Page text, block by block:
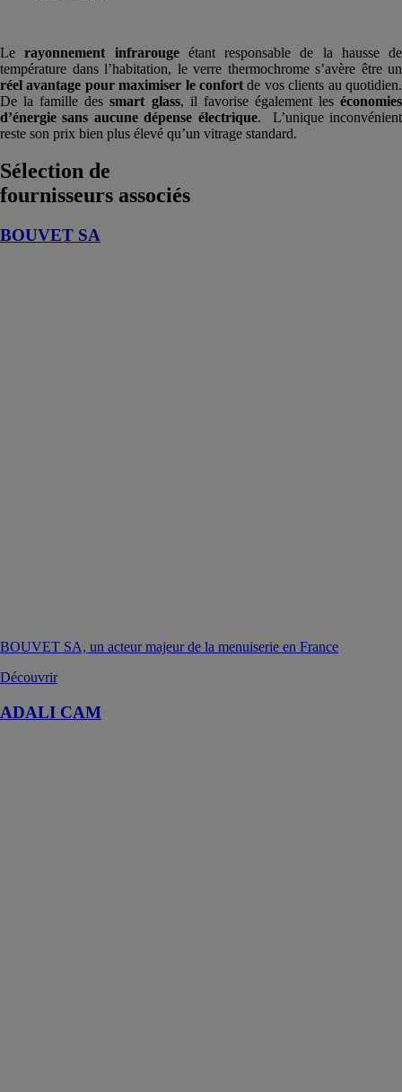
Lerayonnement infrarougeétant responsable de la hausse de
température dans l’habitation, le verre thermochrome s’avère être un
réel avantage pour maximiser le confort de vos clients au quotidien.
De la famille dessmart glass, il favorise également leséconomies
d’énergie sans aucune dépense électrique. L’unique inconvénient
reste son prix bien plus élevé qu’un vitrage standard.
Sélection de
fournisseurs associés
BOUVET SA
BOUVET SA, un acteur majeur de la menuiserie en France
Découvrir
ADALI CAM